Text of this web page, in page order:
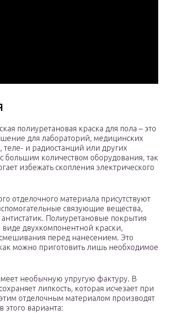
полиуретановая краска для пола – это
для лабораторий, медицинских
и радиостанций или других
большим количеством оборудования, так
избежать скопления электрического
отделочного материала присутствуют
связующие вещества,
Полиуретановые покрытия
виде двухкомпонентной краски,
перед нанесением. Это
можно приготовить лишь необходимое
необычную упругую фактуру. В
липкость, которая исчезает при
отделочным материалом производят
этого варианта: